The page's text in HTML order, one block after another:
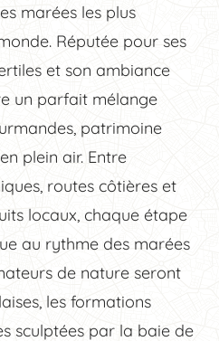
marées les plus
Réputée pour ses
et son ambiance
un parfait mélange
patrimoine
plein air. Entre
routes côtières et
locaux, chaque étape
au rythme des marées
de nature seront
les formations
sculptées par la baie de